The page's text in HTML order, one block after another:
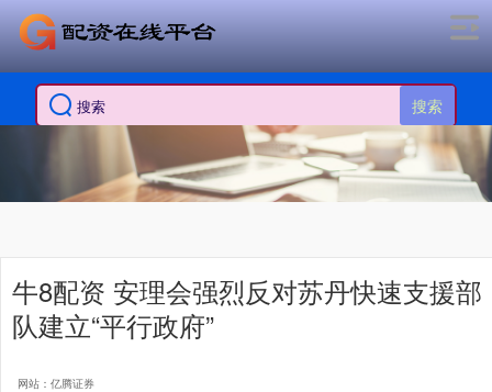
搜索
牛8配资 安理会强烈反对苏丹快速支援部
队建立“平行政府”
网站：亿腾证券